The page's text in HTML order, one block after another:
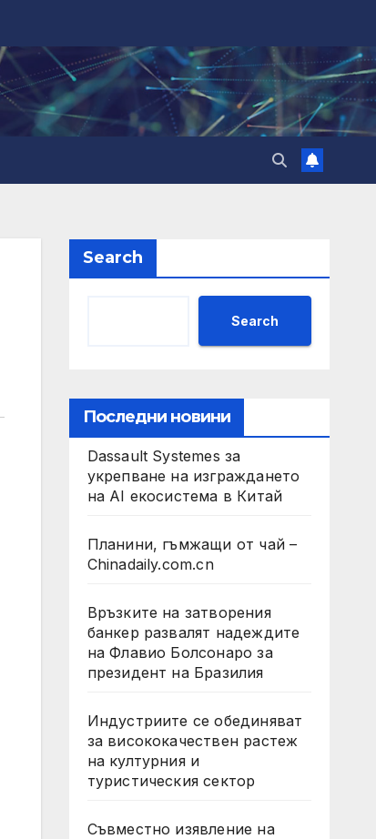
Search
Search
Последни новини
Dassault Systemes за
укрепване на изграждането
на AI екосистема в Китай
Планини, гъмжащи от чай –
Chinadaily.com.cn
Връзките на затворения
банкер развалят надеждите
на Флавио Болсонаро за
президент на Бразилия
Индустриите се обединяват
за висококачествен растеж
на културния и
туристическия сектор
Съвместно изявление на